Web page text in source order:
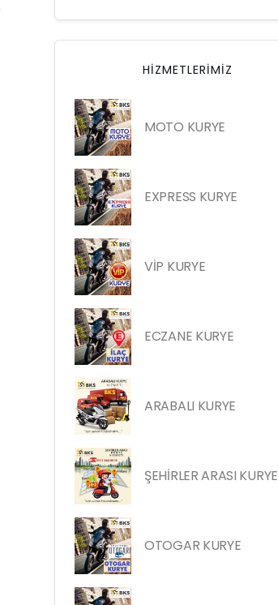
HIZMETLERIMIZ
MOTO KURYE
EXPRESS KURYE
VİP KURYE
ECZANE KURYE
ARABALI KURYE
ŞEHİRLER ARASI KURYE
OTOGAR KURYE